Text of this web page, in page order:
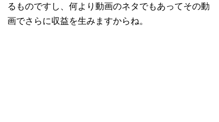
るものですし、何より動画のネタでもあってその動
画でさらに収益を生みますからね。